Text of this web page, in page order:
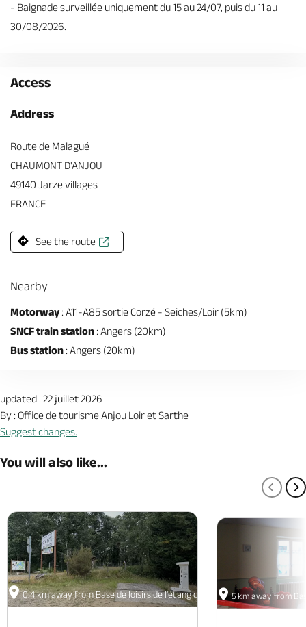
- Baignade surveillée uniquement du 15 au 24/07, puis du 11 au
30/08/2026.
Access
Address
Route de Malagué
CHAUMONT D'ANJOU
49140 Jarze villages
FRANCE
See the route
Nearby
Motorway: A11-A85 sortie Corzé - Seiches/Loir (5km)
SNCF train station : Angers (20km)
Bus station : Angers (20km)
updated : 22 juillet 2026
By : Office de tourisme Anjou Loir et Sarthe
Suggest changes.
You will also like...
0.4 km away from Base de loisirs de l'étang de Malagué5 km away from